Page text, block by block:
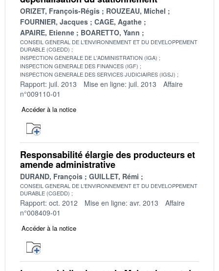
ORIZET, François-Régis
ROUZEAU, Michel
FOURNIER, Jacques
CAGE, Agathe
APAIRE, Etienne
BOARETTO, Yann
CONSEIL GENERAL DE L'ENVIRONNEMENT ET DU DEVELOPPEMENT
DURABLE (CGEDD)
INSPECTION GENERALE DE L'ADMINISTRATION (IGA)
INSPECTION GENERALE DES FINANCES (IGF)
INSPECTION GENERALE DES SERVICES JUDICIAIRES (IGSJ)
Rapport: juil. 2013 Mise en ligne: juil. 2013
Affaire
n°009110-01
Accéder à la notice
Responsabilité élargie des producteurs et
amende administrative
DURAND, François GUILLET, Rémi
CONSEIL GENERAL DE L'ENVIRONNEMENT ET DU DEVELOPPEMENT
DURABLE (CGEDD)
Rapport: oct. 2012 Mise en ligne: avr. 2013
Affaire
n°008409-01
Accéder à la notice